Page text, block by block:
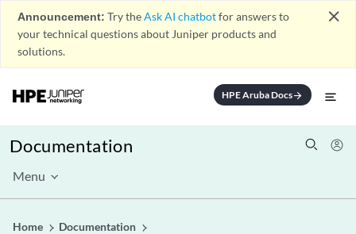
Announcement: Try theAsk AI chatbotfor answers to
your technical questions about Juniper products and
solutions.
close
HPE Aruba Docsarrow_forward
Documentation
Menu
Home
Documentation